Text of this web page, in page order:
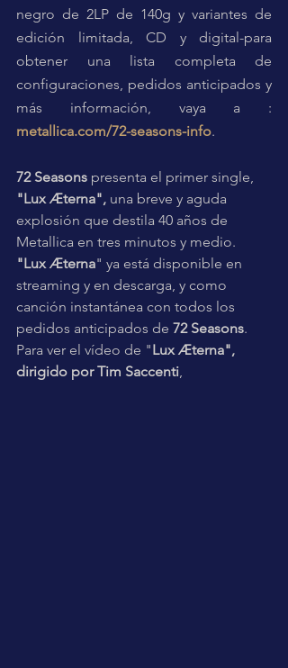
negro de 2LP de 140g y variantes de
edición limitada, CD y digital-para
obtener una lista completa de
configuraciones, pedidos anticipados y
metallica.com/72-seasons-info.
72 Seasons presenta el primer single,
"Lux Æterna", una breve y aguda
explosión que destila 40 años de
Metallica en tres minutos y medio.
"Lux Æterna" ya está disponible en
streaming y en descarga, y como
canción instantánea con todos los
pedidos anticipados de 72 Seasons.
Para ver el vídeo de "Lux Æterna",
dirigido por Tim Saccenti